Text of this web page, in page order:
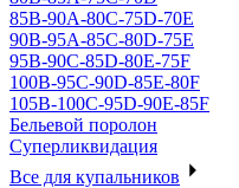
85В-90А-80С-75D-70E
90B-95A-85C-80D-75E
95B-90C-85D-80E-75F
100B-95C-90D-85E-80F
105B-100C-95D-90E-85F
Бельевой поролон
Суперликвидация
Все для купальников